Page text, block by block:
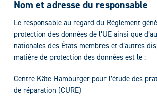
Nom et adresse du responsable
Le responsable au regard du Règlement
protection des données de l’UE ainsi que
nationales des États membres et d’autres
matière de protection des données est le :
Centre Käte Hamburger pour l’étude des
de réparation (CURE)